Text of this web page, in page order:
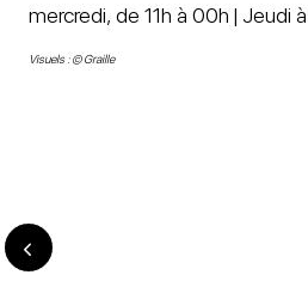
mercredi, de 11h à 00h | Jeudi
Visuels : © Graille